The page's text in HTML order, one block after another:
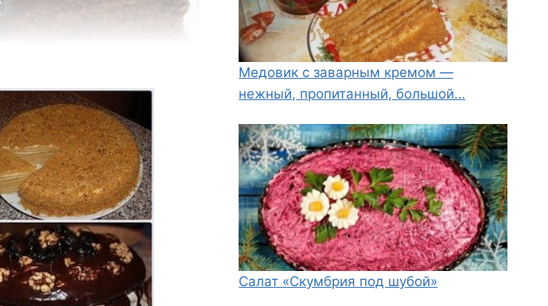
Медовик с заварным кремом —
нежный, пропитанный, большой…
Салат «Скумбрия под шубой»